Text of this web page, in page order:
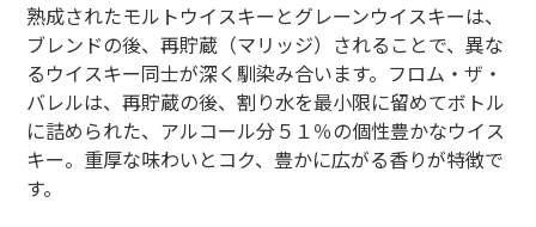
熟成されたモルトウイスキーとグレーンウイスキーは、
ブレンドの後、再貯蔵（マリッジ）されることで、異な
るウイスキー同士が深く馴染み合います。フロム・ザ・
バレルは、再貯蔵の後、割り水を最小限に留めてボトル
に詰められた、アルコール分５１％の個性豊かなウイス
キー。重厚な味わいとコク、豊かに広がる香りが特徴で
す。